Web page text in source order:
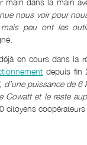
main dans la main
nous voir pour
peu ont les
en cours dans la
depuis fin
d’une puissance de
Cowatt et le reste
citoyens coopérateurs